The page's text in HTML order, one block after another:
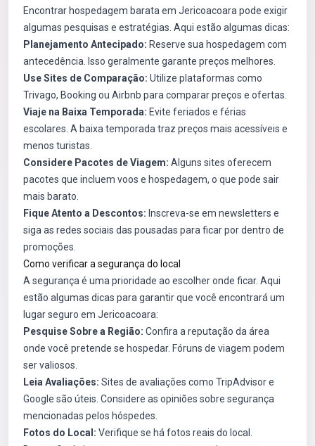
Encontrar hospedagem barata em Jericoacoara pode exigir
algumas pesquisas e estratégias. Aqui estão algumas dicas:
Planejamento Antecipado: Reserve sua hospedagem com
antecedência. Isso geralmente garante preços melhores.
Use Sites de Comparação: Utilize plataformas como
Trivago, Booking ou Airbnb para comparar preços e ofertas.
Viaje na Baixa Temporada: Evite feriados e férias
escolares. A baixa temporada traz preços mais acessíveis e
menos turistas.
Considere Pacotes de Viagem: Alguns sites oferecem
pacotes que incluem voos e hospedagem, o que pode sair
mais barato.
Fique Atento a Descontos: Inscreva-se em newsletters e
siga as redes sociais das pousadas para ficar por dentro de
promoções.
Como verificar a segurança do local
A segurança é uma prioridade ao escolher onde ficar. Aqui
estão algumas dicas para garantir que você encontrará um
lugar seguro em Jericoacoara:
Pesquise Sobre a Região: Confira a reputação da área
onde você pretende se hospedar. Fóruns de viagem podem
ser valiosos.
Leia Avaliações: Sites de avaliações como TripAdvisor e
Google são úteis. Considere as opiniões sobre segurança
mencionadas pelos hóspedes.
Fotos do Local: Verifique se há fotos reais do local.